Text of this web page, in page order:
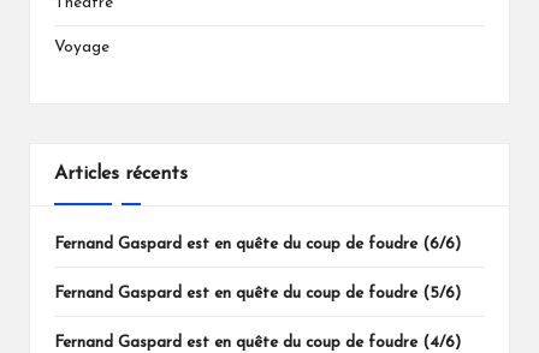
Voyage
Articles récents
Fernand Gaspard est en quête du coup de foudre (6/6)
Fernand Gaspard est en quête du coup de foudre (5/6)
Fernand Gaspard est en quête du coup de foudre (4/6)